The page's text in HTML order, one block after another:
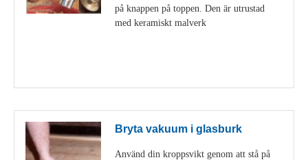
på knappen på toppen. Den är utrustad
med keramiskt malverk
Bryta vakuum i glasburk
Använd din kroppsvikt genom att stå på